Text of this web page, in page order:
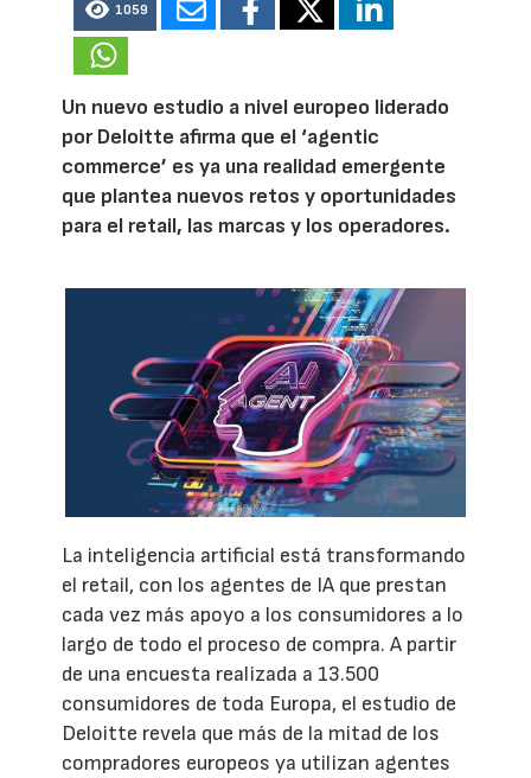
1059
Un nuevo estudio a nivel europeo liderado
por Deloitte afirma que el ‘agentic
commerce’ es ya una realidad emergente
que plantea nuevos retos y oportunidades
para el retail, las marcas y los operadores.
La inteligencia artificial está transformando
el retail, con los agentes de IA que prestan
cada vez más apoyo a los consumidores a lo
largo de todo el proceso de compra. A partir
de una encuesta realizada a 13.500
consumidores de toda Europa, el estudio de
Deloitte revela que más de la mitad de los
compradores europeos ya utilizan agentes